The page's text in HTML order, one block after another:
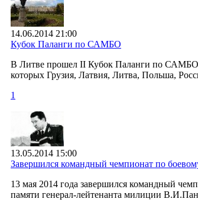
14.06.2014 21:00
Кубок Паланги по САМБО
В Литве прошел II Кубок Паланги по САМБО.
которых Грузия, Латвия, Литва, Польша,
1
13.05.2014 15:00
Завершился командный чемпионат по
13 мая 2014 года завершился командный
памяти генерал-лейтенанта милиции